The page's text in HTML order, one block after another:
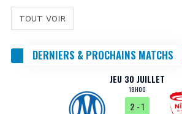
TOUT VOIR
DERNIERS & PROCHAINS MATCHS
JEU 30 JUILLET
18H00
2 - 1